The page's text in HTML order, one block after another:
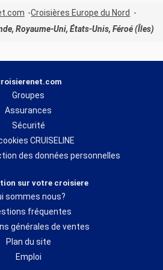
Croisières Europe du Nord
Royaume-Uni, États-Unis, Féroé (Îles)
Groupes
Assurances
Sécurité
CRUISELINE
des données personnelles
sur votre croisiere
sommes nous?
fréquentes
générales de ventes
Plan du site
Emploi